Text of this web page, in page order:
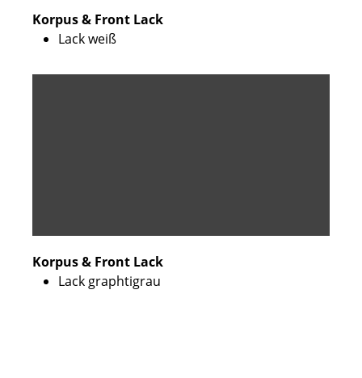
Korpus & Front Lack
Lack weiß
Korpus & Front Lack
Lack graphtigrau